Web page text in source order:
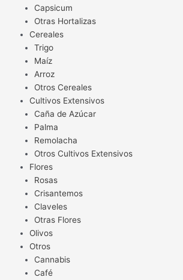
Capsicum
Otras Hortalizas
Cereales
Trigo
Maíz
Arroz
Otros Cereales
Cultivos Extensivos
Caña de Azúcar
Palma
Remolacha
Otros Cultivos Extensivos
Flores
Rosas
Crisantemos
Claveles
Otras Flores
Olivos
Otros
Cannabis
Café